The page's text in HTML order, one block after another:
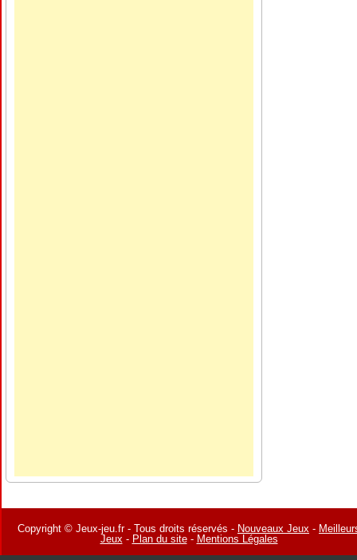
Copyright © Jeux-jeu.fr - Tous droits réservés - Nouveaux Jeux -
Jeux- Plan du site- Mentions Légales